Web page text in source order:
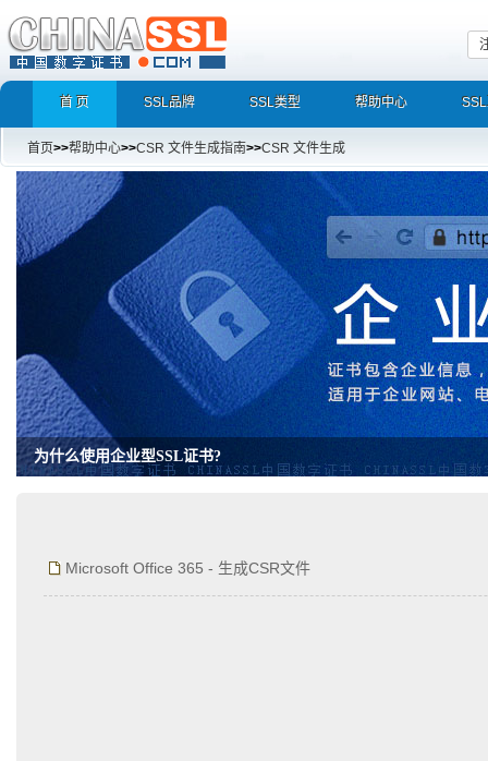
首 页 SSL品牌 SSL类型 帮助中心
首页>>帮助中心>>CSR 文件生成指南>>CSR 文件生成
为什么使用企业型SSL证书?
Microsoft Office 365 - 生成CSR文件